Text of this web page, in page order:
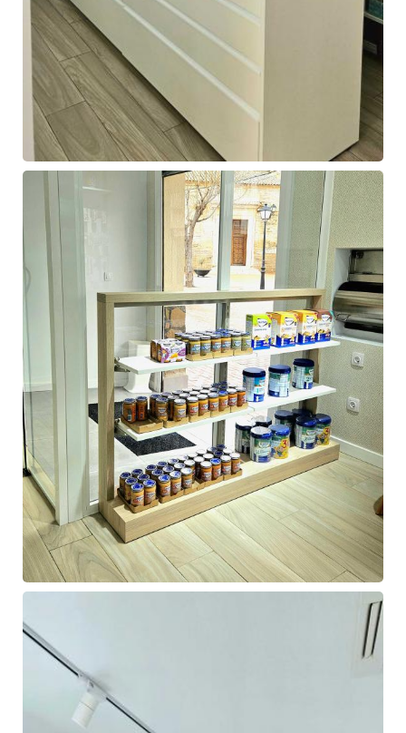
Farmacia
Hermida
Farmacia
Ángel
Hermida